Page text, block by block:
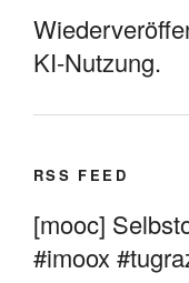
KI-Nutzung.
RSS FEED
[mooc]
#imoox